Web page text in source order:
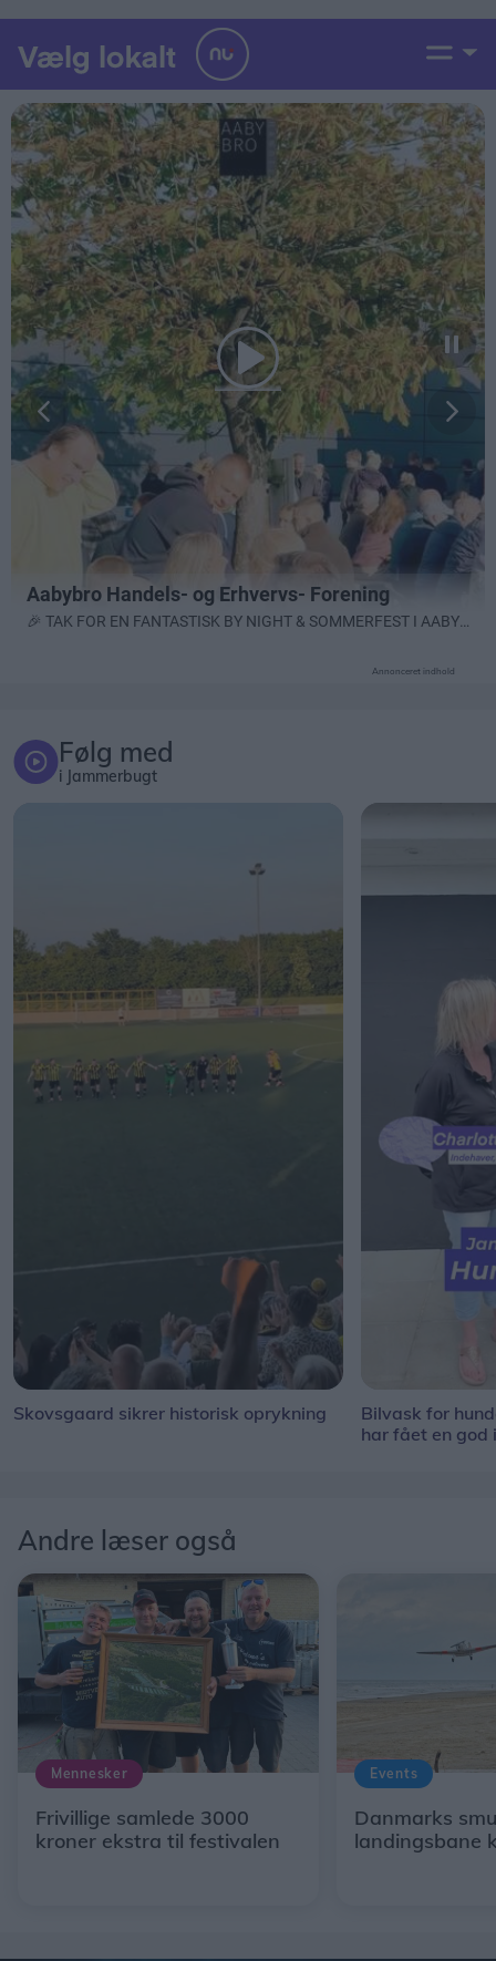
Annonceret indhold
Følg med
i Jammerbugt
Skovsgaard sikrer historisk oprykning
Bilvask for
har fået en god
Andre læser også
Mennesker
Frivillige samlede 3000
kroner ekstra til festivalen
Events
Danmarks
landingsbane